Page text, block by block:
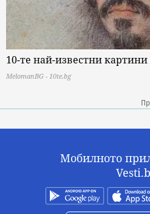
10-те най-известни
MelomanBG - 10te.bg
Мобилното